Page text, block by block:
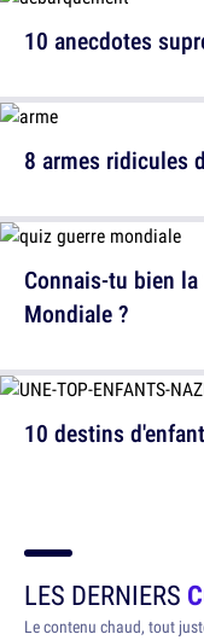
8 armes ridicules
10 destins
10 anecdotes
Connais-tu bien la
Mondiale ?
LES DERNIERS
Le contenu chaud, tout